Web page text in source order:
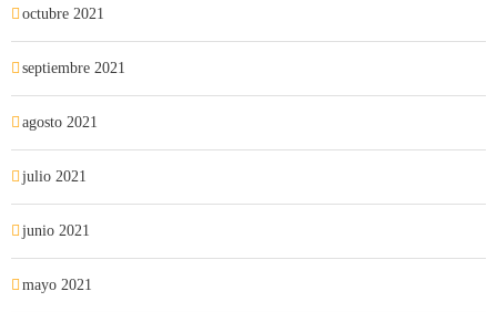
octubre 2021
septiembre 2021
agosto 2021
julio 2021
junio 2021
mayo 2021